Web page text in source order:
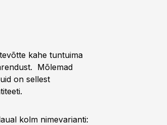
kahe tuntuima
Mõlemad
on sellest
kolm nimevarianti: